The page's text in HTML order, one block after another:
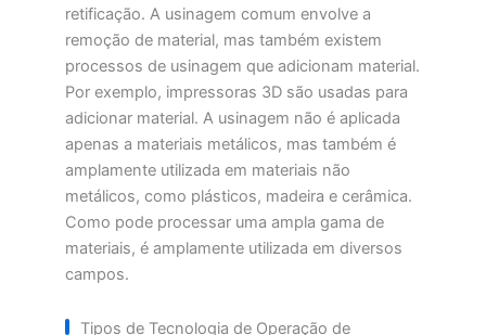
retificação. A usinagem comum envolve a
remoção de material, mas também existem
processos de usinagem que adicionam material.
Por exemplo, impressoras 3D são usadas para
adicionar material. A usinagem não é aplicada
apenas a materiais metálicos, mas também é
amplamente utilizada em materiais não
metálicos, como plásticos, madeira e cerâmica.
Como pode processar uma ampla gama de
materiais, é amplamente utilizada em diversos
campos.
Tipos de Tecnologia de Operação de